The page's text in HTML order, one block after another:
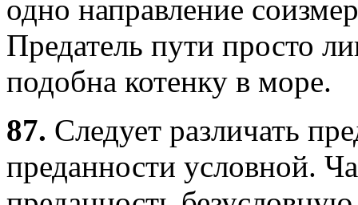
одно направление
Предатель пути просто
подобна котенку в море.
87. Следует различать
преданности условной.